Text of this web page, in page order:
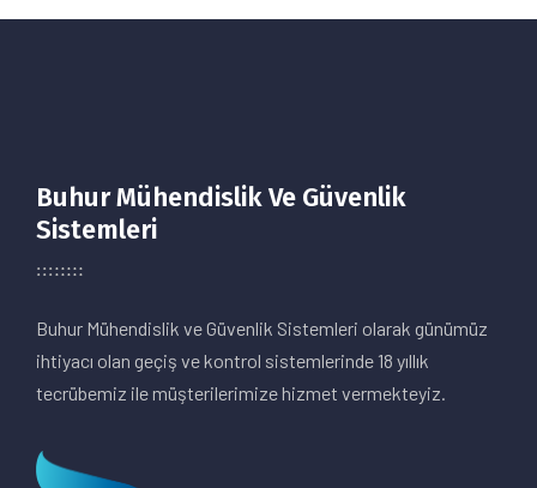
Buhur Mühendislik Ve Güvenlik
Sistemleri
Buhur Mühendislik ve Güvenlik Sistemleri olarak günümüz
ihtiyacı olan geçiş ve kontrol sistemlerinde 18 yıllık
tecrübemiz ile müşterilerimize hizmet vermekteyiz.